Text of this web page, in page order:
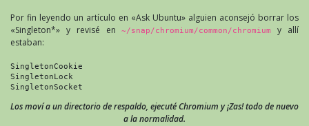
Por fin leyendo un artículo en «Ask Ubuntu» alguien aconsejó borrar los
«Singleton*» y revisé en~/snap/chromium/common/chromium
y allí
estaban:
SingletonCookie
SingletonLock
SingletonSocket
Los moví a un directorio de respaldo, ejecuté Chromium y ¡Zas! todo de nuevo
a la normalidad.